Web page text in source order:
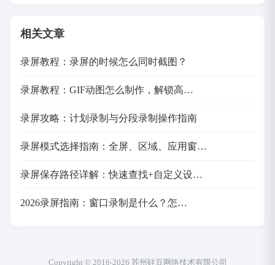
相关文章
录屏教程：录屏的时候怎么同时截图？
录屏教程：GIF动图怎么制作，解锁高…
录屏攻略：计划录制与分段录制操作指南
录屏模式选择指南：全屏、区域、应用窗…
录屏保存路径详解：快速查找+自定义设…
2026录屏指南：窗口录制是什么？怎…
Copyright © 2016-2026 苏州硅豆网络技术有限公司